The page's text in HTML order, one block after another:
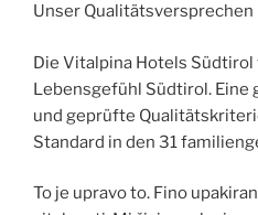
Unser Qualitätsversprechen
Die Vitalpina Hotels
Lebensgefühl Südtirol. Eine
und geprüfte
Standard in den 31
To je upravo to. Fino